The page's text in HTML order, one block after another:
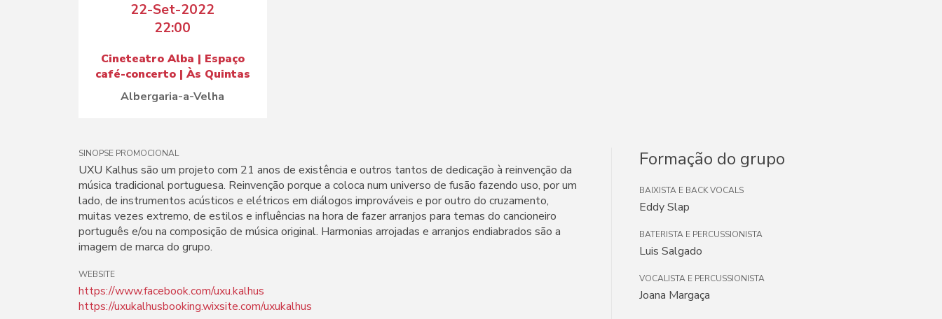
22-Set-2022
22:00
Cineteatro Alba | Espaço
café-concerto | Às Quintas
Albergaria-a-Velha
SINOPSE PROMOCIONAL
UXU Kalhus são um projeto com 21 anos de existência e outros tantos de dedicação à reinvenção da
música tradicional portuguesa. Reinvenção porque a coloca num universo de fusão fazendo uso, por um
lado, de instrumentos acústicos e elétricos em diálogos improváveis e por outro do cruzamento,
muitas vezes extremo, de estilos e influências na hora de fazer arranjos para temas do cancioneiro
português e/ou na composição de música original. Harmonias arrojadas e arranjos endiabrados são a
imagem de marca do grupo.
WEBSITE
https://www.facebook.com/uxu.kalhus
https://uxukalhusbooking.wixsite.com/uxukalhus
Formação do grupo
BAIXISTA E BACK VOCALS
Eddy Slap
BATERISTA E PERCUSSIONISTA
Luis Salgado
VOCALISTA E PERCUSSIONISTA
Joana Margaça